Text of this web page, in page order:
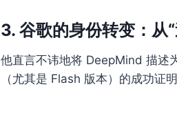
3. 谷歌的身份转变：从
他直言不讳地将 DeepMind 描述
（尤其是 Flash 版本）的成功证